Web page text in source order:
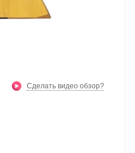
Сделать видео обзор?